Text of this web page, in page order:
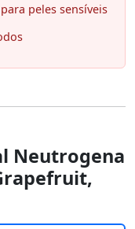
peles sensíveis
Neutrogena